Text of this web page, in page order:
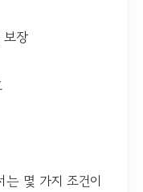
장
몇 가지 조건이